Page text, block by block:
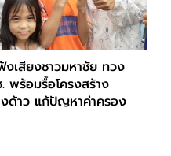
เสียงชาวมหาชัย ทวง
พร้อมรื้อโครงสร้าง
ด้าว แก้ปัญหาค่าครอง